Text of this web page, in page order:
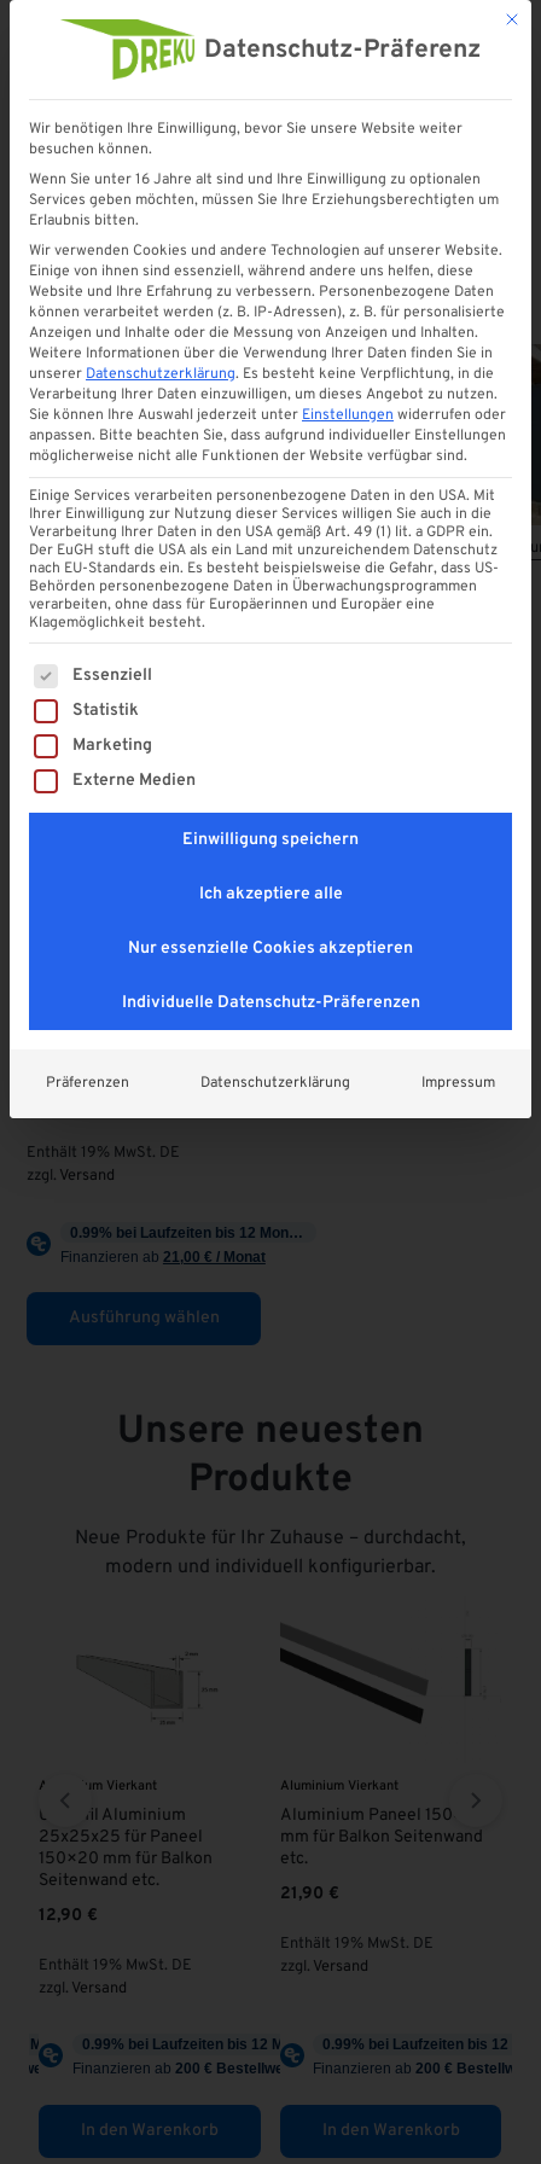
Aluminium Elemente
ALLE
Alle Produkte ansehen Kunststoff Zaun DREKUTRENN
Unsere Produkt-Highlights
Entdecken Sie die neuesten Lösungen für Ihr Zuhause
– modern, funktional und individuell konfigurierbar.
Enthält 19% MwSt. DE
zzgl. Versand
Ausführung wählen
Unsere neuesten
Produkte
Neue Produkte für Ihr Zuhause – durchdacht,
modern und individuell konfigurierbar.
Aluminium Vierkant
U-Profil Aluminium
25x25x25 für Paneel
150×20 mm für Balkon
Seitenwand etc.
12,90 €
Enthält 19% MwSt. DE
zzgl. Versand
In den Warenkorb
Aluminium Vierkant
Aluminium Paneel 150×20
mm für Balkon Seitenwand
etc.
21,90 €
Enthält 19% MwSt. DE
zzgl. Versand
In den Warenkorb
Mit
Datenschutz-Präferenz
Wir benötigen Ihre Einwilligung, bevor Sie unsere Website weiter
besuchen können.
Wenn Sie unter 16 Jahre alt sind und Ihre Einwilligung zu optionalen
Services geben möchten, müssen Sie Ihre Erziehungsberechtigten um
Erlaubnis bitten.
Wir verwenden Cookies und andere Technologien auf unserer Website.
Einige von ihnen sind essenziell, während andere uns helfen, diese
Website und Ihre Erfahrung zu verbessern. Personenbezogene Daten
können verarbeitet werden (z. B. IP-Adressen), z. B. für personalisierte
Anzeigen und Inhalte oder die Messung von Anzeigen und Inhalten.
Weitere Informationen über die Verwendung Ihrer Daten finden Sie in
unserer Datenschutzerklärung. Es besteht keine Verpflichtung, in die
Verarbeitung Ihrer Daten einzuwilligen, um dieses Angebot zu nutzen.
Sie können Ihre Auswahl jederzeit unter Einstellungen widerrufen oder
anpassen. Bitte beachten Sie, dass aufgrund individueller Einstellungen
möglicherweise nicht alle Funktionen der Website verfügbar sind.
Einige Services verarbeiten personenbezogene Daten in den USA. Mit
Ihrer Einwilligung zur Nutzung dieser Services willigen Sie auch in die
Verarbeitung Ihrer Daten in den USA gemäß Art. 49 (1) lit. a GDPR ein.
Der EuGH stuft die USA als ein Land mit unzureichendem Datenschutz
nach EU-Standards ein. Es besteht beispielsweise die Gefahr, dass US-
Behörden personenbezogene Daten in Überwachungsprogrammen
verarbeiten, ohne dass für Europäerinnen und Europäer eine
Klagemöglichkeit besteht.
Es folgt eine Liste der Service-Gruppen, für die eine
Essenziell
Statistik
Marketing
Externe Medien
Einwilligung speichern
Ich akzeptiere alle
Nur essenzielle Cookies akzeptieren
Individuelle Datenschutz-Präferenzen
Präferenzen Datenschutzerklärung Impressum